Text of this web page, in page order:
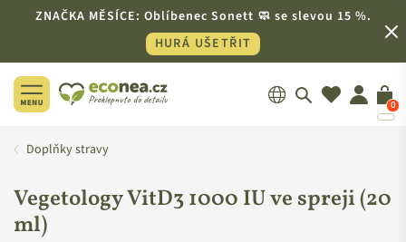
ZNAČKA MĚSÍCE: Oblíbenec Sonett 🧼 se slevou 15 %.
HURÁ UŠETŘIT
0
Doplňky stravy
Vegetology VitD3 1000 IU ve spreji (20
ml)